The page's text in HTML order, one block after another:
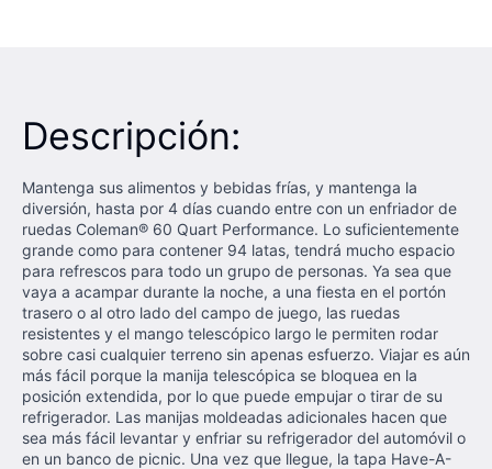
Descripción:
Mantenga sus alimentos y bebidas frías, y mantenga la
diversión, hasta por 4 días cuando entre con un enfriador de
ruedas Coleman® 60 Quart Performance. Lo suficientemente
grande como para contener 94 latas, tendrá mucho espacio
para refrescos para todo un grupo de personas. Ya sea que
vaya a acampar durante la noche, a una fiesta en el portón
trasero o al otro lado del campo de juego, las ruedas
resistentes y el mango telescópico largo le permiten rodar
sobre casi cualquier terreno sin apenas esfuerzo. Viajar es aún
más fácil porque la manija telescópica se bloquea en la
posición extendida, por lo que puede empujar o tirar de su
refrigerador. Las manijas moldeadas adicionales hacen que
sea más fácil levantar y enfriar su refrigerador del automóvil o
en un banco de picnic. Una vez que llegue, la tapa Have-A-